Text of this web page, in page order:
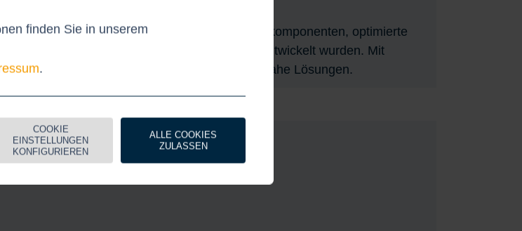
Serie. Entdecken Sie durchdachte Edelstahlkomponenten, optimierte
für die Anforderungen unserer Kunden entwickelt wurden. Mit
Serie für Qualität, Funktionalität und praxisnahe Lösungen.
finden Sie in unserem
.
ALLE COOKIES
ZULASSEN
COOKIE
EINSTELLUNGEN
KONFIGURIEREN